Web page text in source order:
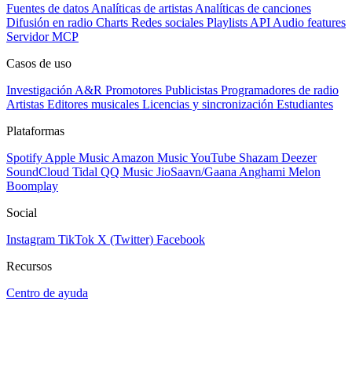
Fuentes de datos Analíticas de artistas Analíticas de canciones
Difusión en radio Charts Redes sociales Playlists API Audio features
Servidor MCP
Casos de uso
Investigación A&R Promotores Publicistas Programadores de radio
Artistas Editores musicales Licencias y sincronización Estudiantes
Plataformas
Spotify Apple Music Amazon MusicYouTube Shazam Deezer
SoundCloud Tidal QQ Music JioSaavn/Gaana Anghami Melon
Boomplay
Social
Instagram TikTok X (Twitter) Facebook
Recursos
Centro de ayuda